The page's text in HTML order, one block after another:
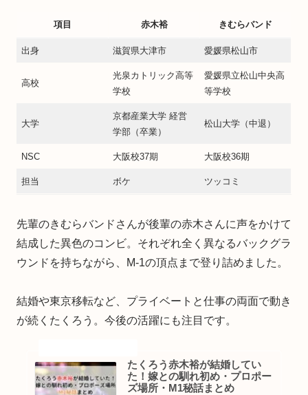
項目 赤木裕 きむらバンド
出身 滋賀県大津市 愛媛県松山市
高校
光泉カトリック高等
学校
愛媛県立松山中央高
等学校
大学
京都産業大学 経営
学部（卒業）
松山大学（中退）
NSC 大阪校37期 大阪校36期
担当 ボケ ツッコミ
先輩のきむらバンドさんが後輩の赤木さんに声をかけて
結成した異色のコンビ。それぞれ全く異なるバックグラ
ウンドを持ちながら、M-1の頂点まで登り詰めました。
結婚や東京移転など、プライベートと仕事の両面で動き
が続くたくろう。今後の活躍にも注目です。
たくろう赤木裕が結婚してい
た！嫁との馴れ初め・プロポー
ズ場所・M1秘話まとめ